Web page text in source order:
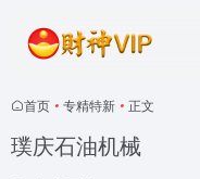
首页 • 专精特新 • 正文
璞庆石油机械